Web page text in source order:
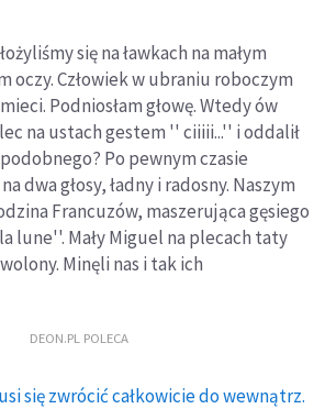
się na ławkach na małym
oczy. Człowiek w ubraniu roboczym
Podniosłam głowę. Wtedy ów
na ustach gestem '' ciiiii...'' i oddalił
Po pewnym czasie
dwa głosy, ładny i radosny. Naszym
Francuzów, maszerująca gęsiego
lune''. Mały Miguel na plecach taty
Minęli nas i tak ich
DEON.PL POLECA
się zwrócić całkowicie do wewnątrz.